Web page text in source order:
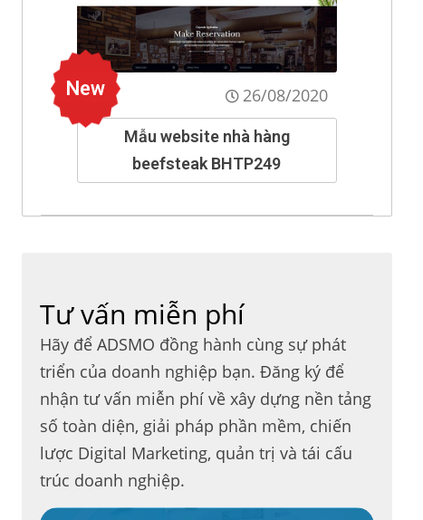
New 26/08/2020
Mẫu website nhà hàng
beefsteak BHTP249
Tư vấn miễn phí
Hãy để ADSMO đồng hành cùng sự phát
triển của doanh nghiệp bạn. Đăng ký để
nhận tư vấn miễn phí về xây dựng nền tảng
số toàn diện, giải pháp phần mềm, chiến
lược Digital Marketing, quản trị và tái cấu
trúc doanh nghiệp.